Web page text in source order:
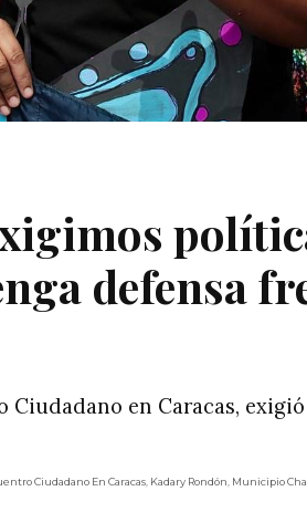
defensa
en Caracas,
Ciudadano En Caracas, Kadary Rondón, Municipio